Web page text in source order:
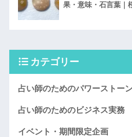
果・意味・石言葉｜
カテゴリー
占い師のためのパワーストー
占い師のためのビジネス実務
イベント・期間限定企画